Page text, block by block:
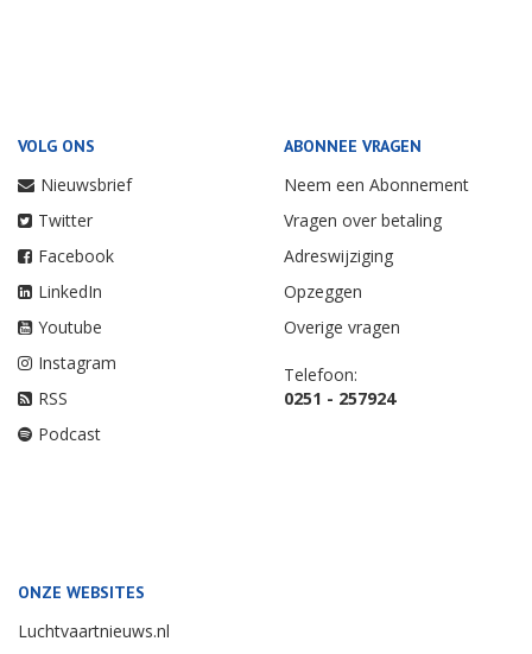
VOLG ONS
Nieuwsbrief
Twitter
Facebook
LinkedIn
Youtube
Instagram
RSS
Podcast
ABONNEE VRAGEN
Neem een Abonnement
Vragen over betaling
Adreswijziging
Opzeggen
Overige vragen
Telefoon:
0251 - 257924
ONZE WEBSITES
Luchtvaartnieuws.nl